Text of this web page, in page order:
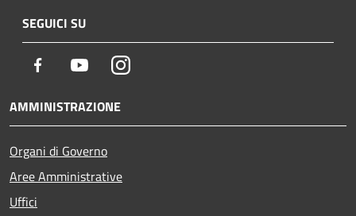
SEGUICI SU
Facebook YoutubeInstagram
AMMINISTRAZIONE
Organi di Governo
Aree Amministrative
Uffici